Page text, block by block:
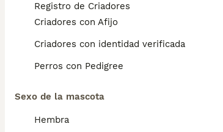
Registro de Criadores
Criadores con Afijo
Criadores con identidad verificada
Perros con Pedigree
Sexo de la mascota
Hembra